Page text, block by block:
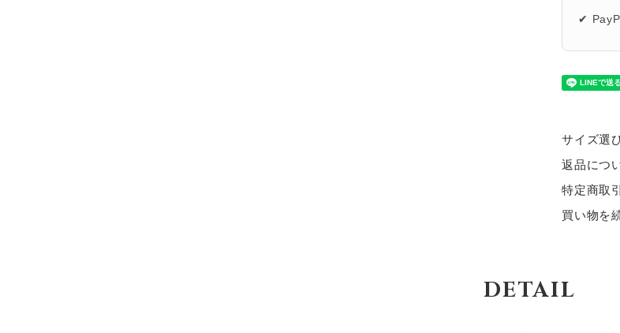
✔
サイズ選
返品につ
特定商取
買い物を
DETAIL